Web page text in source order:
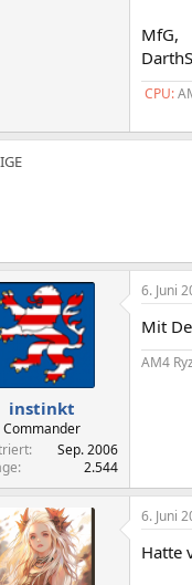
MfG,
CPU:
instinkt
Commander
Sep. 2006
2.544
6. Juni
Mit
AM4
6. Juni
Hatte